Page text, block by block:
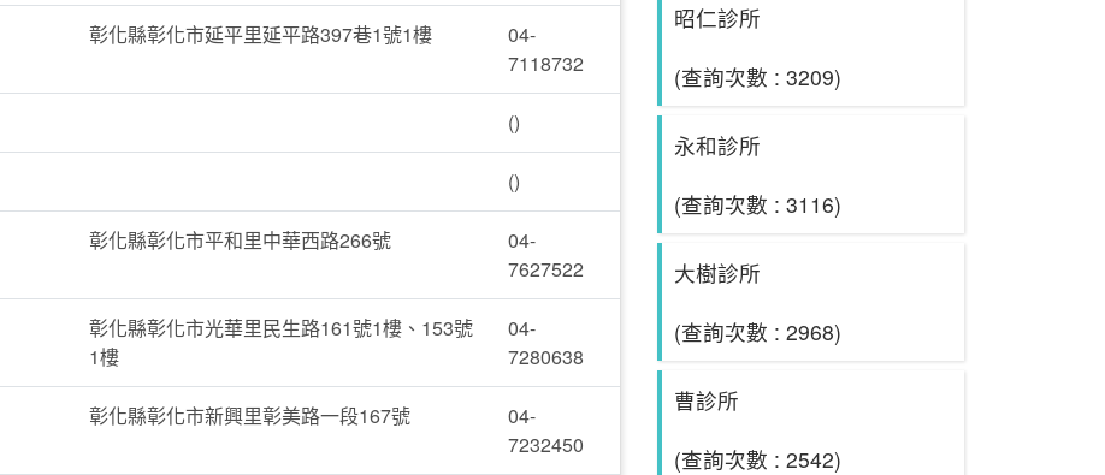
彰化縣彰化市延平里延平路397巷1號1樓
04-
7118732
()
()
彰化縣彰化市平和里中華西路266號
04-
7627522
彰化縣彰化市光華里民生路161號1樓、153號
1樓
04-
7280638
彰化縣彰化市新興里彰美路一段167號
04-
7232450
昭仁診所
(查詢次數 : 3209)
永和診所
(查詢次數 : 3116)
大樹診所
(查詢次數 : 2968)
曹診所
(查詢次數 : 2542)